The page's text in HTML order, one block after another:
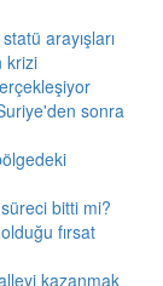
arayışları
krizi
sonra
bitti mi?
fırsat
kazanmak